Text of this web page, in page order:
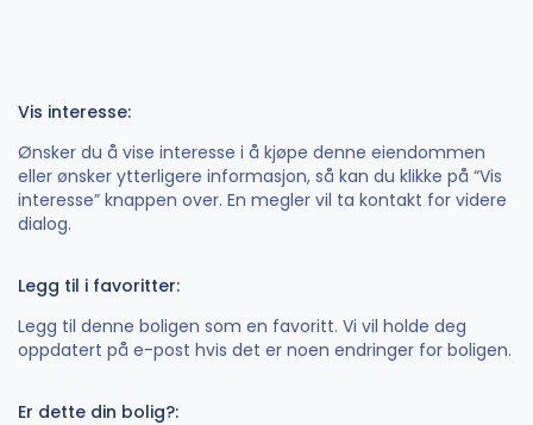
Vis interesse:
Ønsker du å vise interesse i å kjøpe denne eiendommen
eller ønsker ytterligere informasjon, så kan du klikke på “Vis
interesse” knappen over. En megler vil ta kontakt for videre
dialog.
Legg til i favoritter:
Legg til denne boligen som en favoritt. Vi vil holde deg
oppdatert på e-post hvis det er noen endringer for boligen.
Er dette din bolig?: